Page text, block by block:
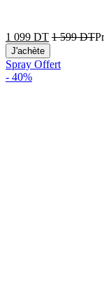
1 099 DT 1 599DT
J'achète
Spray Offert
- 40%